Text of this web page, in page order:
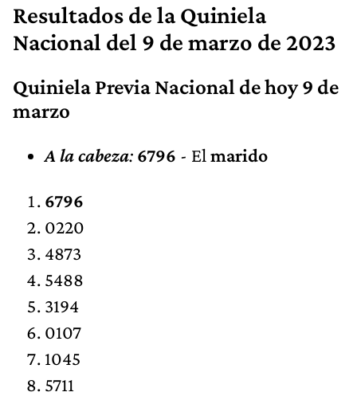
Resultados de la Quiniela
Nacional del 9 de marzo de 2023
Quiniela Previa Nacional de hoy 9 de
marzo
A la cabeza: 6796 - El marido
6796
0220
4873
5488
3194
0107
1045
5711